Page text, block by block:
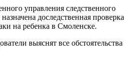
управления следственного
доследственная проверка
на ребенка в Смоленске.
выяснят все обстоятельства